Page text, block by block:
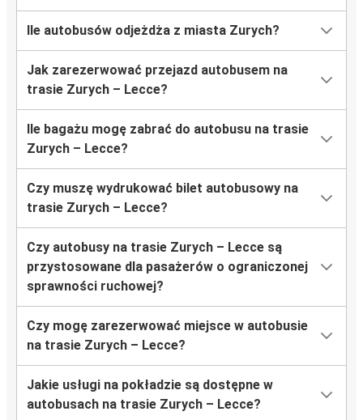
Ile autobusów odjeżdża z miasta Zurych?
Jak zarezerwować przejazd autobusem na
trasie Zurych – Lecce?
Ile bagażu mogę zabrać do autobusu na trasie
Zurych – Lecce?
Czy muszę wydrukować bilet autobusowy na
trasie Zurych – Lecce?
Czy autobusy na trasie Zurych – Lecce są
przystosowane dla pasażerów o ograniczonej
sprawności ruchowej?
Czy mogę zarezerwować miejsce w autobusie
na trasie Zurych – Lecce?
Jakie usługi na pokładzie są dostępne w
autobusach na trasie Zurych – Lecce?